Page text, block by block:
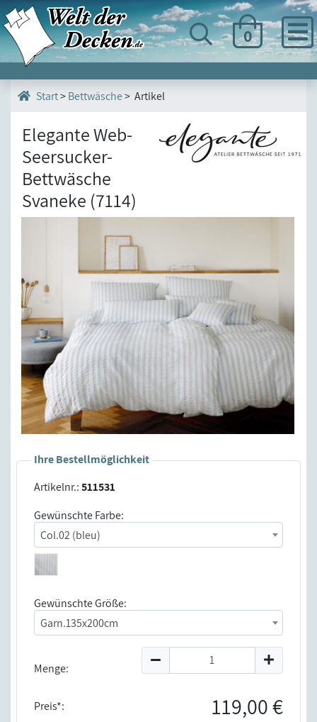
0
Start>Bettwäsche> Artikel
Elegante Web-
Seersucker-
Bettwäsche
Svaneke (7114)
Ihre Bestellmöglichkeit
Artikelnr.:511531
Gewünschte Farbe:
Col.02 (bleu)
Gewünschte Größe:
Garn.135x200cm
Menge:
Preis*: 119,00 €